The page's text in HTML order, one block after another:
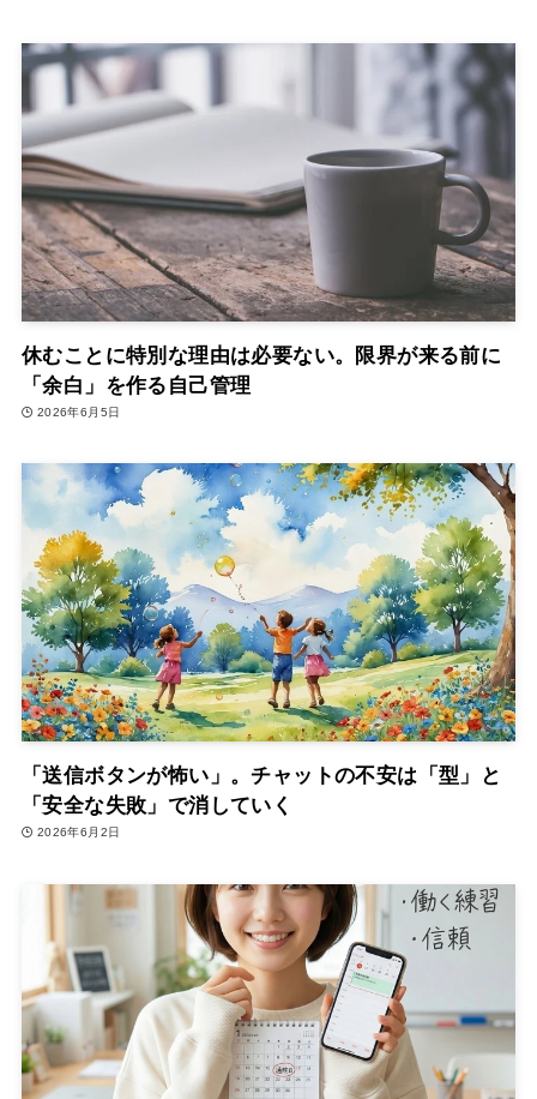
休むことに特別な理由は必要ない。限界が来る前に
「余白」を作る自己管理
2026年6月5日
「送信ボタンが怖い」。チャットの不安は「型」と
「安全な失敗」で消していく
2026年6月2日